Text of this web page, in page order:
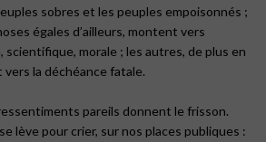
sobres et les peuples empoisonnés ;
égales d’ailleurs, montent vers
scientifique, morale ; les autres, de plus en
la déchéance fatale.
pareils donnent le frisson.
lève pour crier, sur nos places publiques :